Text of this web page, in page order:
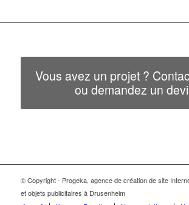
Vous avez un projet ?
ou demandez un
© Copyright - Progeka, agence de création de site
et objets publicitaires à Drusenheim